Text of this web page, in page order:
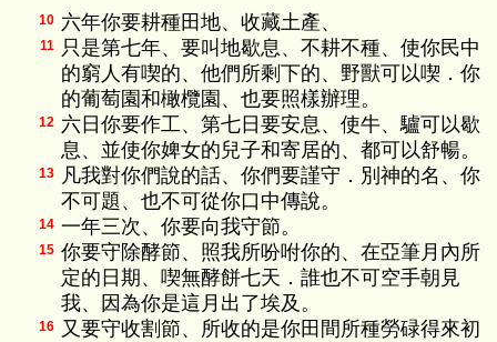
10 六年你要耕種田地、收藏土產、
11 只是第七年、要叫地歇息、不耕不種、使你民中
的窮人有喫的、他們所剩下的、野獸可以喫．你
的葡萄園和橄欖園、也要照樣辦理。
12 六日你要作工、第七日要安息、使牛、驢可以歇
息、並使你婢女的兒子和寄居的、都可以舒暢。
13 凡我對你們說的話、你們要謹守．別神的名、你
不可題、也不可從你口中傳說。
14 一年三次、你要向我守節。
15 你要守除酵節、照我所吩咐你的、在亞筆月內所
定的日期、喫無酵餅七天．誰也不可空手朝見
我、因為你是這月出了埃及。
16 又要守收割節、所收的是你田間所種勞碌得來初